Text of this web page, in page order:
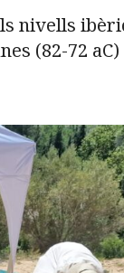
nivells
(82-72